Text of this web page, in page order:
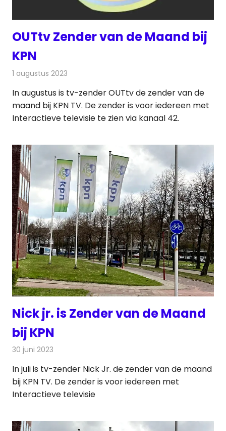
OUTtv Zender van de Maand bij
KPN
1 augustus 2023
In augustus is tv-zender OUTtv de zender van de
maand bij KPN TV. De zender is voor iedereen met
Interactieve televisie te zien via kanaal 42.
Nick jr. is Zender van de Maand
bij KPN
30 juni 2023
In juli is tv-zender Nick Jr. de zender van de maand
bij KPN TV. De zender is voor iedereen met
Interactieve televisie